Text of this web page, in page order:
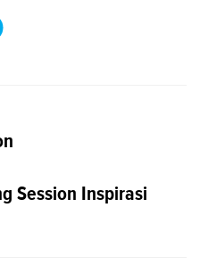
Session Inspirasi